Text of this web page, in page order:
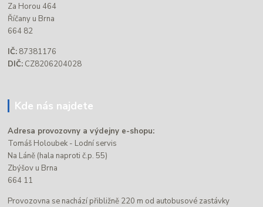
Za Horou 464
Říčany u Brna
664 82
IČ: 87381176
DIČ: CZ8206204028
Kde nás najdete
Adresa provozovny a výdejny e-shopu:
Tomáš Holoubek - Lodní servis
Na Láně (hala naproti č.p. 55)
Zbýšov u Brna
664 11
Provozovna se nachází přibližně 220 m od autobusové zastávky